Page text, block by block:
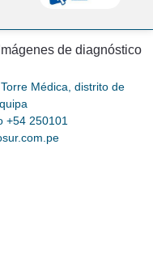
Imágenes de diagnóstico
Médica, distrito de
+54 250101